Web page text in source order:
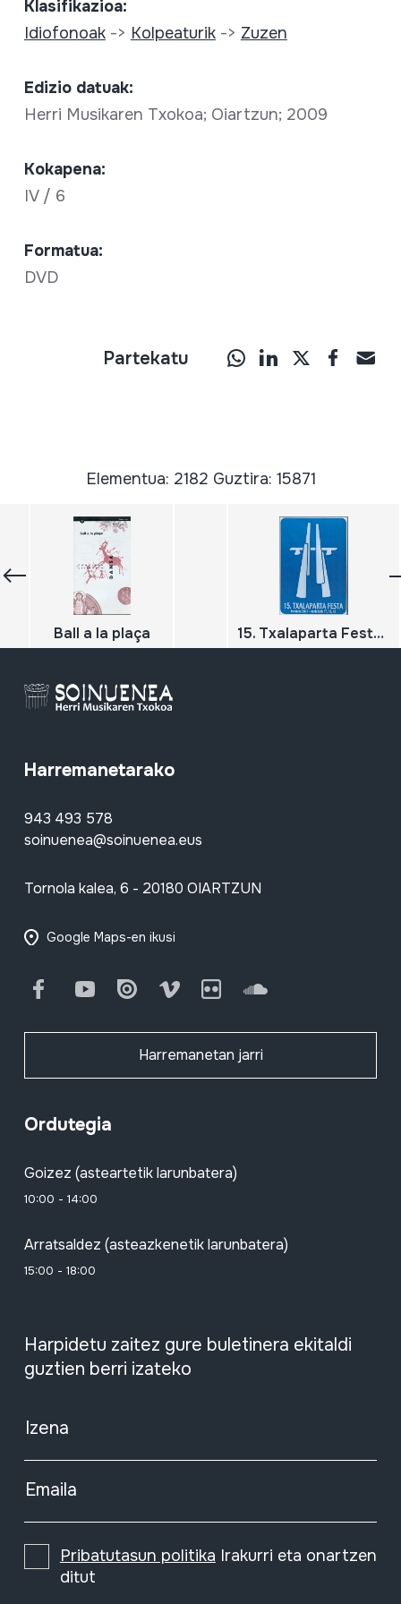
Klasifikazioa:
Idiofonoak-> Kolpeaturik-> Zuzen
Edizio datuak:
Herri Musikaren Txokoa; Oiartzun; 2009
Kokapena:
IV / 6
Formatua:
DVD
Partekatu
Elementua: 2182 Guztira: 15871
Ball a la plaça 15. Txalaparta Festa; Hernani; 2001
Harremanetarako
943 493 578
soinuenea@soinuenea.eus
Tornola kalea, 6 - 20180 OIARTZUN
Google Maps-en ikusi
FacebookYoutube Issuu Vimeo Flickr SoundCloud
Harremanetan jarri
Ordutegia
Goizez (asteartetik larunbatera)
10:00 - 14:00
Arratsaldez (asteazkenetik larunbatera)
15:00 - 18:00
Harpidetu zaitez gure buletinera ekitaldi
guztien berri izateko
Izena
Emaila
Pribatutasun politika Irakurri eta onartzen
ditut